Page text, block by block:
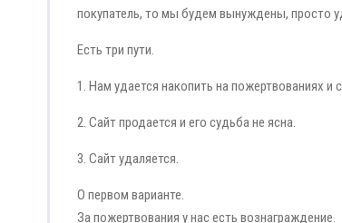
покупатель, то мы будем вынуждены, просто
Есть три пути.
1. Нам удается накопить на пожертвованиях и
2. Сайт продается и его судьба не ясна.
3. Сайт удаляется.
О первом варианте.
За пожертвования у нас есть вознаграждение.